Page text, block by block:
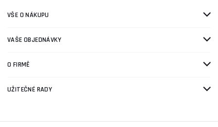
VŠE O NÁKUPU
VAŠE OBJEDNÁVKY
O FIRMĚ
UŽITEČNÉ RADY